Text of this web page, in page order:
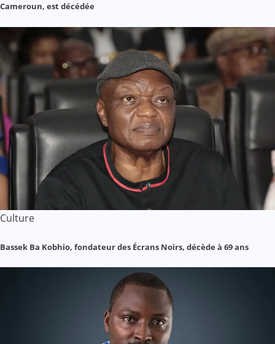
Cameroun, est décédée
Culture
Bassek Ba Kobhio, fondateur des Écrans Noirs, décède à 69 ans